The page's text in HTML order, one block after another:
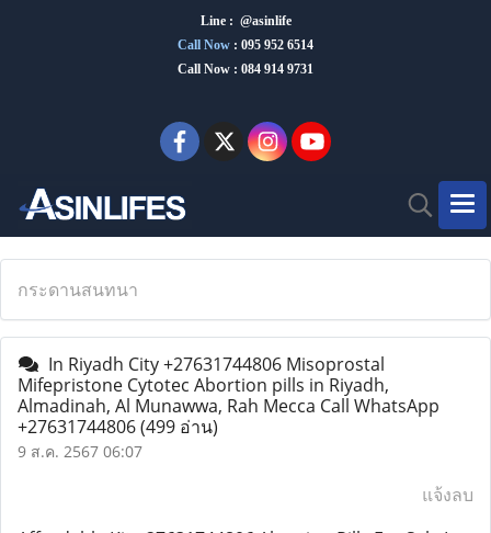
Line : @asinlife
Call Now : 095 952 6514
Call Now : 084 914 9731
กระดานสนทนา
In Riyadh City +27631744806 Misoprostal
Mifepristone Cytotec Abortion pills in Riyadh,
Almadinah, Al Munawwa, Rah Mecca Call WhatsApp
+27631744806(499 อ่าน)
9 ส.ค. 2567 06:07
แจ้งลบ